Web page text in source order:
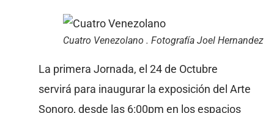
Cuatro Venezolano . Fotografía Joel Hernandez
La primera Jornada, el 24 de Octubre
servirá para inaugurar la exposición del Arte
Sonoro, desde las 6:00pm en los espacios